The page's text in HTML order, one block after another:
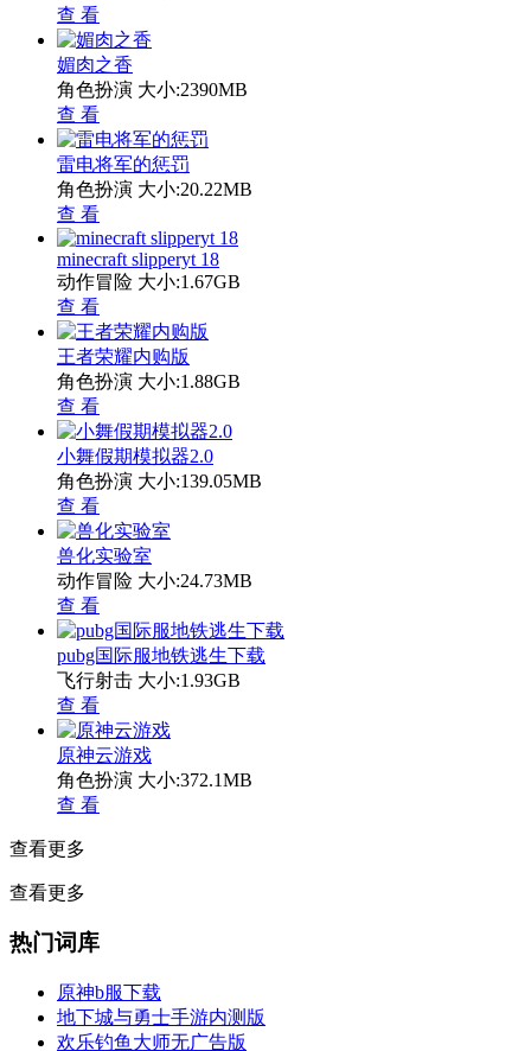
查 看
媚肉之香
角色扮演 大小:2390MB
查 看
雷电将军的惩罚
角色扮演 大小:20.22MB
查 看
minecraft slipperyt 18
动作冒险 大小:1.67GB
查 看
王者荣耀内购版
角色扮演 大小:1.88GB
查 看
小舞假期模拟器2.0
角色扮演 大小:139.05MB
查 看
兽化实验室
动作冒险 大小:24.73MB
查 看
pubg国际服地铁逃生下载
飞行射击 大小:1.93GB
查 看
原神云游戏
角色扮演 大小:372.1MB
查 看
查看更多
查看更多
热门词库
原神b服下载
地下城与勇士手游内测版
欢乐钓鱼大师无广告版